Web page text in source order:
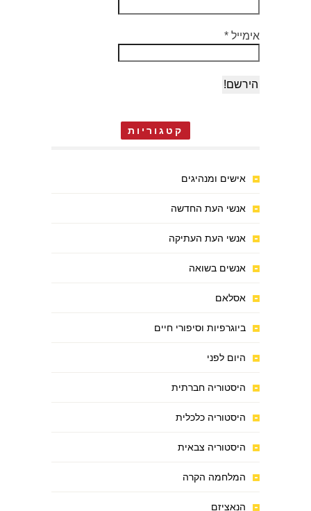
אימייל *
קטגוריות
אישים ומנהיגים
אנשי העת החדשה
אנשי העת העתיקה
אנשים בשואה
אסלאם
ביוגרפיות וסיפורי חיים
היום לפני
היסטוריה חברתית
היסטוריה כלכלית
היסטוריה צבאית
המלחמה הקרה
הנאציזם